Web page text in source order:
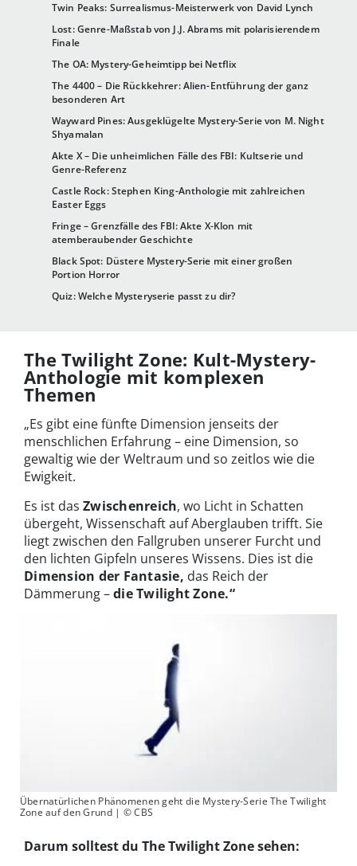
Twin Peaks: Surrealismus-Meisterwerk von David Lynch
Lost: Genre-Maßstab von J.J. Abrams mit polarisierendem
Finale
The OA: Mystery-Geheimtipp bei Netflix
The 4400 – Die Rückkehrer: Alien-Entführung der ganz
besonderen Art
Wayward Pines: Ausgeklügelte Mystery-Serie von M. Night
Shyamalan
Akte X – Die unheimlichen Fälle des FBI: Kultserie und
Genre-Referenz
Castle Rock: Stephen King-Anthologie mit zahlreichen
Easter Eggs
Fringe – Grenzfälle des FBI: Akte X-Klon mit
atemberaubender Geschichte
Black Spot: Düstere Mystery-Serie mit einer großen
Portion Horror
Quiz: Welche Mysteryserie passt zu dir?
The Twilight Zone: Kult-Mystery-
Anthologie mit komplexen
Themen
„Es gibt eine fünfte Dimension jenseits der
menschlichen Erfahrung – eine Dimension, so
gewaltig wie der Weltraum und so zeitlos wie die
Ewigkeit.
Es ist das Zwischenreich, wo Licht in Schatten
übergeht, Wissenschaft auf Aberglauben trifft. Sie
liegt zwischen den Fallgruben unserer Furcht und
den lichten Gipfeln unseres Wissens. Dies ist die
Dimension der Fantasie, das Reich der
Dämmerung –die Twilight Zone.“
Übernatürlichen Phänomenen geht die Mystery-Serie The Twilight
Zone auf den Grund | © CBS
Darum solltest du The Twilight Zone sehen: